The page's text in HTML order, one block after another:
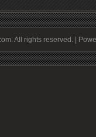
All rights reserved. |